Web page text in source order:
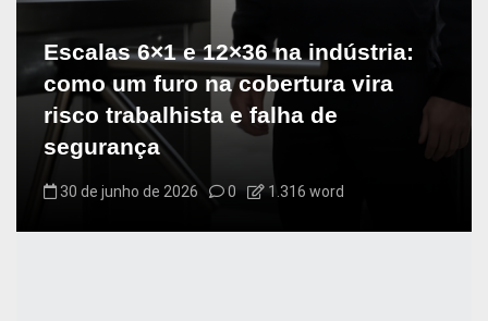
Escalas 6×1 e 12×36 na indústria:
como um furo na cobertura vira
risco trabalhista e falha de
segurança
30 de junho de 2026 0 1.316 word